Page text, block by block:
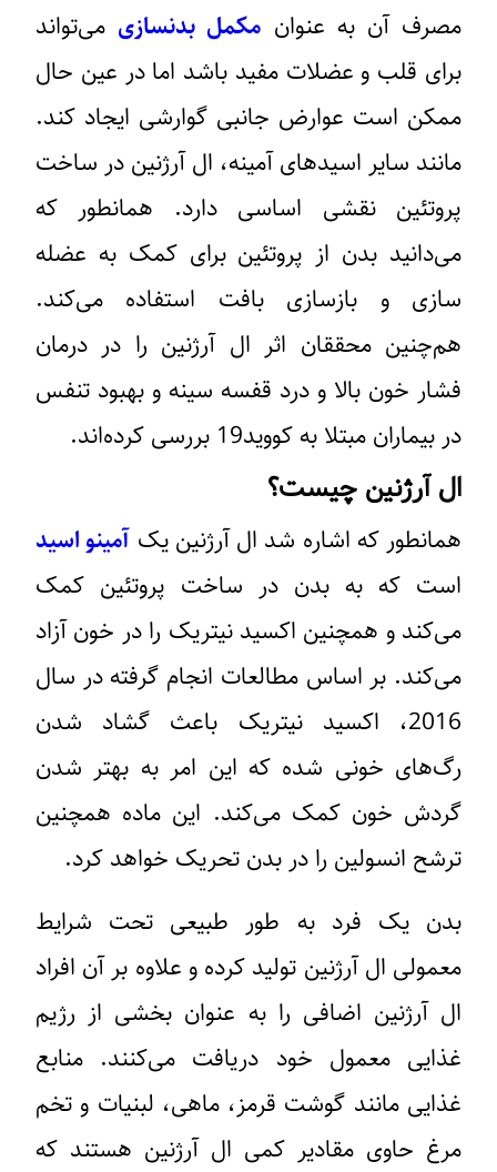
مصرف آن به عنوان مکمل بدنسازی می‌تواند
برای قلب و عضلات مفید باشد اما در عین حال
ممکن است عوارض جانبی گوارشی ایجاد کند.
مانند سایر اسیدهای آمینه، ال آرژنین در ساخت
پروتئین نقشی اساسی دارد. همانطور که
می‌دانید بدن از پروتئین برای کمک به عضله
سازی و بازسازی بافت استفاده می‌کند.
هم‌چنین محققان اثر ال آرژنین را در درمان
فشار خون بالا و درد قفسه سینه و بهبود تنفس
در بیماران مبتلا به کووید19 بررسی کرده‌اند.
ال آرژنین چیست؟
همانطور که اشاره شد ال آرژنین یک آمینو اسید
است که به بدن در ساخت پروتئین کمک
می‌کند و همچنین اکسید نیتریک را در خون آزاد
می‌کند. بر اساس مطالعات انجام گرفته در سال
2016، اکسید نیتریک باعث گشاد شدن
رگ‌های خونی شده که این امر به بهتر شدن
گردش خون کمک می‌کند. این ماده همچنین
ترشح انسولین را در بدن تحریک خواهد کرد.
بدن یک فرد به طور طبیعی تحت شرایط
معمولی ال آرژنین تولید کرده و علاوه بر آن افراد
ال آرژنین اضافی را به عنوان بخشی از رژیم
غذایی معمول خود دریافت می‌کنند. منابع
غذایی مانند گوشت قرمز، ماهی، لبنیات و تخم
مرغ حاوی مقادیر کمی ال آرژنین هستند که